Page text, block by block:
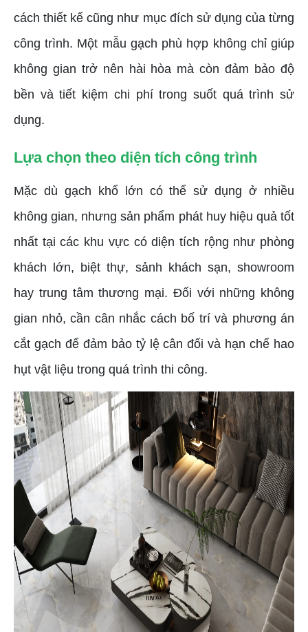
cách thiết kế cũng như mục đích sử dụng của từng
công trình. Một mẫu gạch phù hợp không chỉ giúp
không gian trở nên hài hòa mà còn đảm bảo độ
bền và tiết kiệm chi phí trong suốt quá trình sử
dụng.
Lựa chọn theo diện tích công trình
Mặc dù gạch khổ lớn có thể sử dụng ở nhiều
không gian, nhưng sản phẩm phát huy hiệu quả tốt
nhất tại các khu vực có diện tích rộng như phòng
khách lớn, biệt thự, sảnh khách sạn, showroom
hay trung tâm thương mại. Đối với những không
gian nhỏ, cần cân nhắc cách bố trí và phương án
cắt gạch để đảm bảo tỷ lệ cân đối và hạn chế hao
hụt vật liệu trong quá trình thi công.